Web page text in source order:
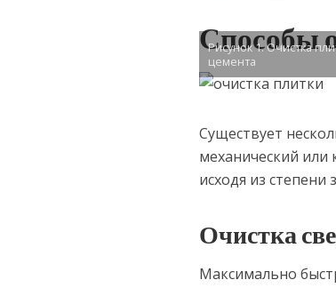
Способы
Рисунок 1. Очистка
цемента
Существует
механический
исходя из степени
Очистка
Максимально